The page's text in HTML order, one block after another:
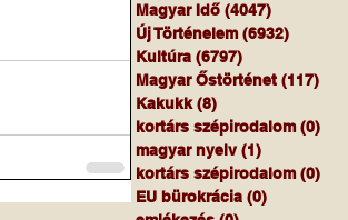
Magyar Idő (4047)
Új Történelem (6932)
Kultúra (6797)
Magyar Őstörténet (117)
Kakukk (8)
kortárs szépirodalom (0)
magyar nyelv (1)
kortárs szépirodalom (0)
EU bürokrácia (0)